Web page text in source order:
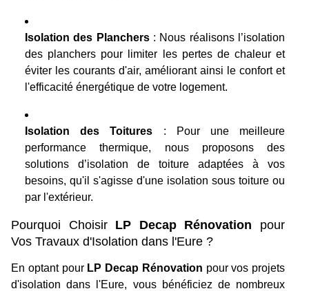
Isolation des Planchers: Nous réalisons l’isolation
des planchers pour limiter les pertes de chaleur et
éviter les courants d'air, améliorant ainsi le confort et
l'efficacité énergétique de votre logement.
Isolation des Toitures : Pour une meilleure
performance thermique, nous proposons des
solutions d’isolation de toiture adaptées à vos
besoins, qu'il s'agisse d'une isolation sous toiture ou
par l'extérieur.
Pourquoi Choisir LP Decap Rénovation pour
Vos Travaux d'Isolation dans l'Eure ?
En optant pour LP Decap Rénovation pour vos projets
d'isolation dans l'Eure, vous bénéficiez de nombreux